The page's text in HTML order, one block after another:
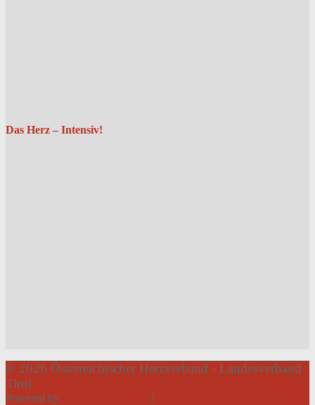
Das Herz – Intensiv!
© 2026 Österreichischer Herzverband - Landesverband
Tirol
Powered by |